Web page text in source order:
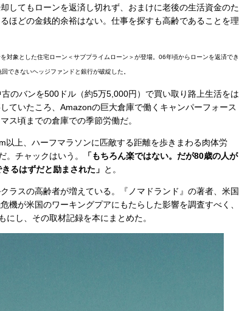
してもローンを返済し切れず、おまけに老後の生活資金のた
ほどの金銭的余裕はない。仕事を探すも高齢であることを理
象とした住宅ローン＜サブプライムローン＞が登場。06年頃からローンを返済でき
できないヘッジファンドと銀行が破綻した。
のバンを500ドル（約5万5,000円）で買い取り路上生活をは
ていたころ、Amazonの巨大倉庫で働くキャンパーフォース
ス頃までの倉庫での季節労働だ。
上、ハーフマラソンに匹敵する距離を歩きまわる肉体労
チャックはいう。
「もちろん楽ではない。だが80歳の人が
るはずだと励まされた」 と。
スの高齢者が増えている。『ノマドランド』の著者、米国
機が米国のワーキングプアにもたらした影響を調査すべく、
し、その取材記録を本にまとめた。